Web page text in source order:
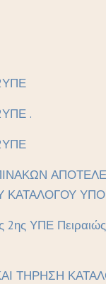
.
2ης ΥΠΕ
ΤΗΡΗΣΗ